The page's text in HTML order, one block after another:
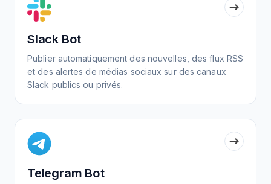
Slack Bot
Publier automatiquement des nouvelles, des flux RSS
et des alertes de médias sociaux sur des canaux
Slack publics ou privés.
Telegram Bot